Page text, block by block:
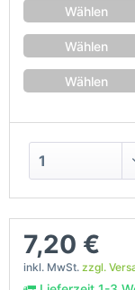
Wählen
Wählen
Wählen
7,20 €
inkl. MwSt. zzgl.